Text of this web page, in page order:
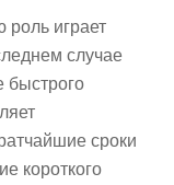
играет
случае
быстрого
сроки
короткого